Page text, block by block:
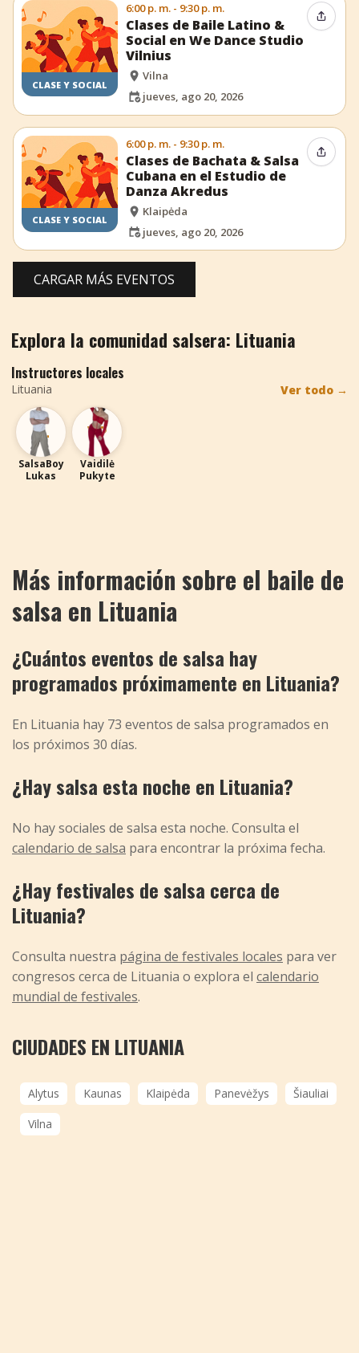
CLASE Y SOCIAL
6:00 p. m. - 9:30 p. m.
Clases de Baile Latino &
Social en We Dance Studio
Vilnius
Vilna
jueves, ago 20, 2026
CLASE Y SOCIAL
6:00 p. m. - 9:30 p. m.
Clases de Bachata & Salsa
Cubana en el Estudio de
Danza Akredus
Klaipėda
jueves, ago 20, 2026
CARGAR MÁS EVENTOS
Explora la comunidad salsera: Lituania
Instructores locales
Lituania Ver todo →
SL
SalsaBoy
Lukas
VP
Vaidilė
Pukyte
Más información sobre el baile de
salsa en Lituania
¿Cuántos eventos de salsa hay
programados próximamente en Lituania?
En Lituania hay 73 eventos de salsa programados en
los próximos 30 días.
¿Hay salsa esta noche en Lituania?
No hay sociales de salsa esta noche. Consulta el
calendario de salsa para encontrar la próxima fecha.
¿Hay festivales de salsa cerca de
Lituania?
Consulta nuestra página de festivales locales para ver
congresos cerca de Lituania o explora el calendario
mundial de festivales.
CIUDADES EN LITUANIA
Alytus Kaunas Klaipėda Panevėžys
Šiauliai
Vilna